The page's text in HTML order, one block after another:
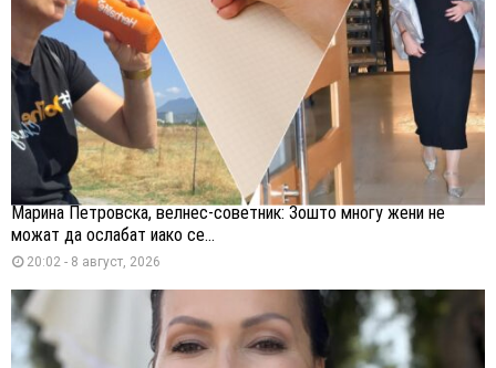
Марина Петровска, велнес-советник: Зошто многу жени не
можат да ослабат иако се...
20:02 - 8 август, 2026